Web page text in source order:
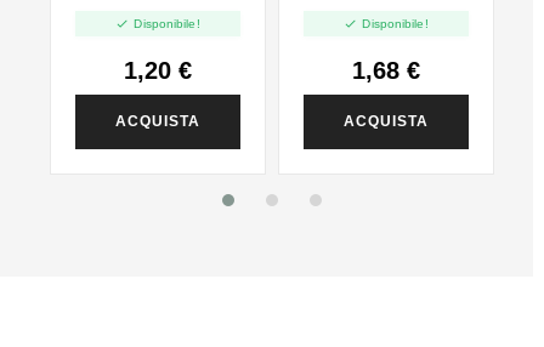
 Disponibile!
1,20 €
ACQUISTA
 Disponibile!
1,68 €
ACQUISTA